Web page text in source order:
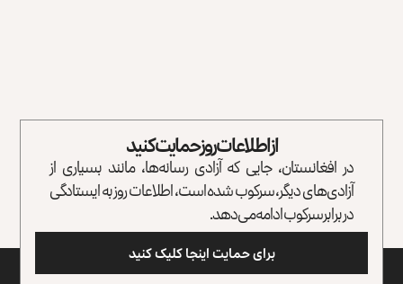
از اطلاعات روز حمایت کنید
در افغانستان، جایی که آزادی رسانه‌ها، مانند بسیاری از
آزادی‌های دیگر، سرکوب شده است، اطلاعات روز به ایستادگی
در برابر سرکوب ادامه می‌دهد.
برای حمایت اینجا کلیک کنید